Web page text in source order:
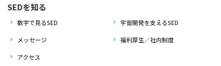
SEDを知る
数字で見るSED 宇宙開発を支えるSED
メッセージ 福利厚生／社内制度
アクセス